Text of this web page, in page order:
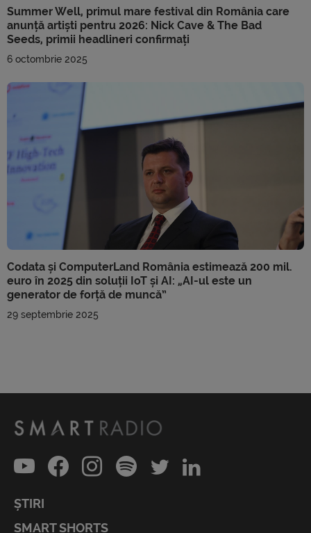
Summer Well, primul mare festival din România care
anunță artiști pentru 2026: Nick Cave & The Bad
Seeds, primii headlineri confirmați
6 octombrie 2025
Codata și ComputerLand România estimează 200 mil.
euro în 2025 din soluții IoT și AI: „AI-ul este un
generator de forță de muncă”
29 septembrie 2025
ȘTIRI
SMART SHORTS